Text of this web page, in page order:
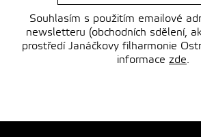
Souhlasím s použitím emailové
newsletteru (obchodních sdělení,
prostředí Janáčkovy filharmonie
informace zde.